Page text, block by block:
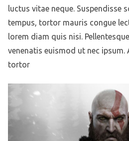
luctus vitae neque. Suspendisse
tempus, tortor mauris congue
lorem diam quis nisi.
venenatis euismod ut nec ipsum.
tortor